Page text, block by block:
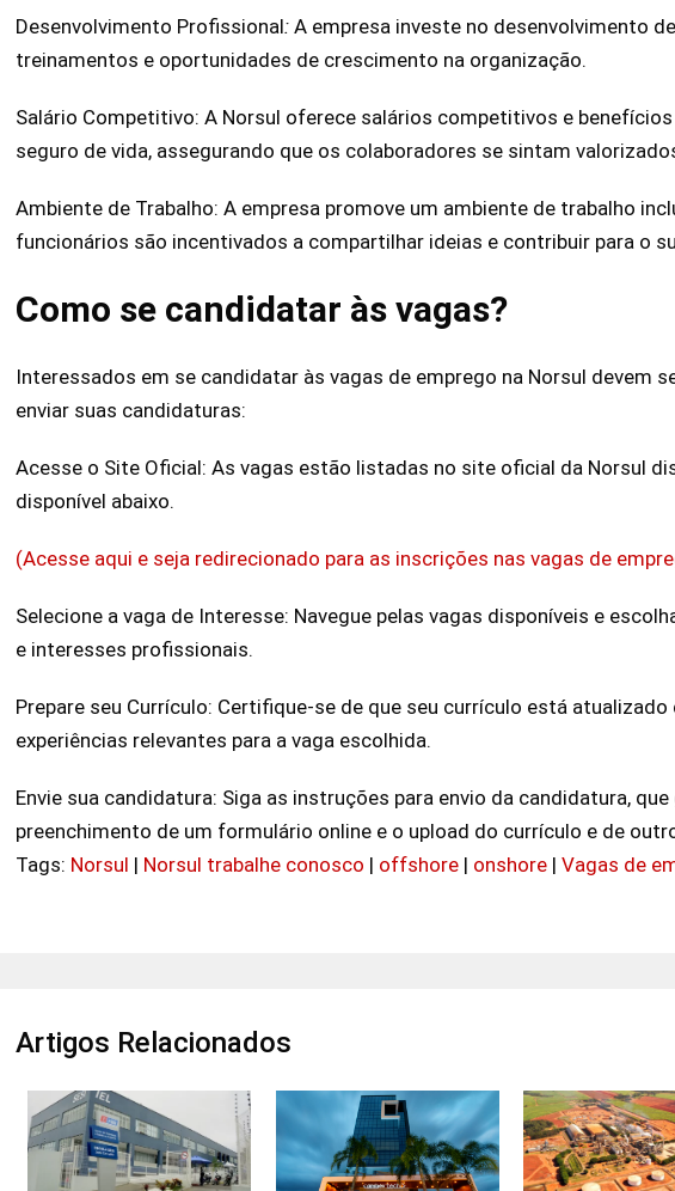
Desenvolvimento Profissional: A empresa investe no desenvolvimento
treinamentos e oportunidades de crescimento na organização.
Salário Competitivo: A Norsul oferece salários competitivos e
seguro de vida, assegurando que os colaboradores se sintam
Ambiente de Trabalho: A empresa promove um ambiente de trabalho
funcionários são incentivados a compartilhar ideias e contribuir para o
Como se candidatar às vagas?
Interessados em se candidatar às vagas de emprego na Norsul devem
enviar suas candidaturas:
Acesse o Site Oficial: As vagas estão listadas no site oficial da Norsul
disponível abaixo.
(Acesse aqui e seja redirecionado para as inscrições nas vagas de
Selecione a vaga de Interesse: Navegue pelas vagas disponíveis e
e interesses profissionais.
Prepare seu Currículo: Certifique-se de que seu currículo está
experiências relevantes para a vaga escolhida.
Envie sua candidatura: Siga as instruções para envio da candidatura,
preenchimento de um formulário online e o upload do currículo e de
Tags: Norsul | Norsul trabalhe conosco | offshore | onshore | Vagas de
Artigos Relacionados